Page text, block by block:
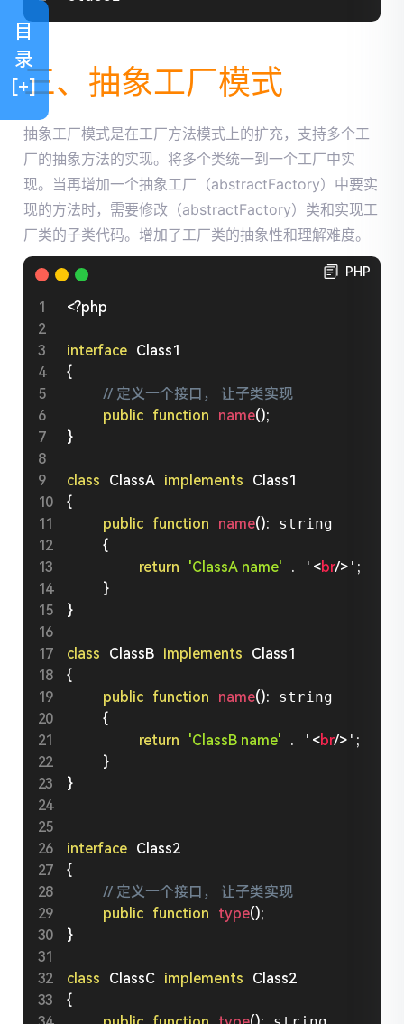
三、抽象工厂模式
抽象工厂模式是在工厂方法模式上的扩充，支持多个工
厂的抽象方法的实现。将多个类统一到一个工厂中实
现。当再增加一个抽象工厂（abstractFactory）中要实
现的方法时，需要修改（abstractFactory）类和实现工
厂类的子类代码。增加了工厂类的抽象性和理解难度。
PHP
<?php
interface Class1
{
// 定义一个接口， 让子类实现
public function name();
}
class ClassA implements
Class1
{
public function name(): string
{
return
'ClassA name' . ' <br/> ' ;
}
}
class ClassB implements
Class1
{
public function name(): string
{
return
'ClassB name' . ' <br/> ' ;
}
}
interface Class2
{
// 定义一个接口， 让子类实现
public function type();
}
class ClassC implements
Class2
{
目
录
[+]